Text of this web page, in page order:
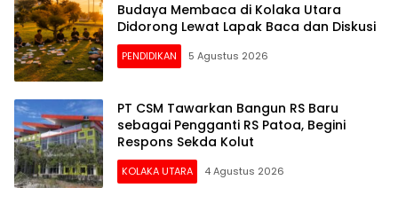
Budaya Membaca di Kolaka Utara
Didorong Lewat Lapak Baca dan Diskusi
PENDIDIKAN 5 Agustus 2026
PT CSM Tawarkan Bangun RS Baru
sebagai Pengganti RS Patoa, Begini
Respons Sekda Kolut
KOLAKA UTARA 4 Agustus 2026